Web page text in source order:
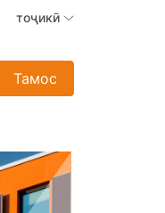
тоҷикӣ
Тамос